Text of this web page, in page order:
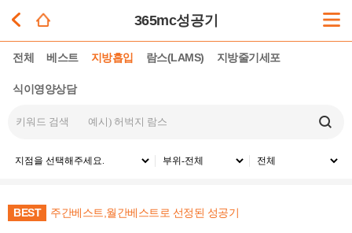
365mc성공기
전체 베스트 지방흡입 람스(LAMS) 지방줄기세포
식이영양상담
BEST 주간베스트,월간베스트로 선정된 성공기